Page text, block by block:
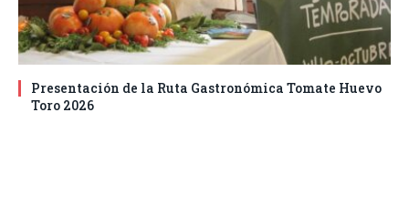
Presentación de la Ruta Gastronómica Tomate Huevo
Toro 2026